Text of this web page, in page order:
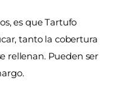
es que Tartufo
tanto la cobertura
rellenan. Pueden ser